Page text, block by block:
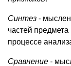
Синтез -
частей
процессе
Сравнение -